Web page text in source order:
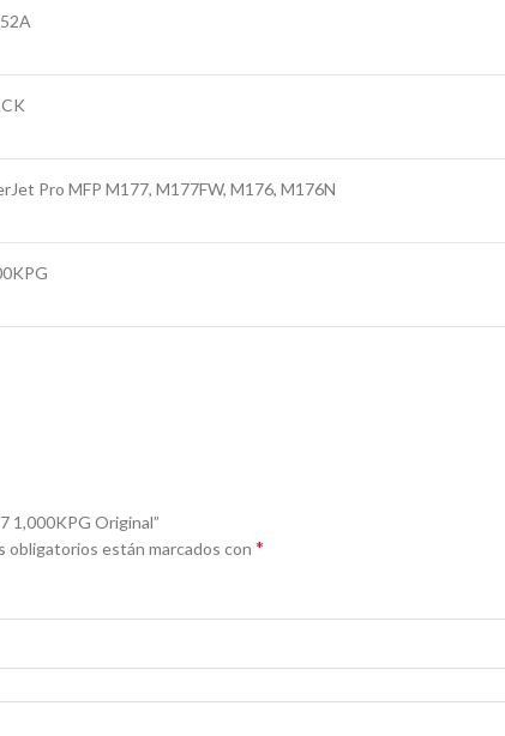
Pro MFP M177, M177FW, M176, M176N
1,000KPG Original”
obligatorios están marcados con *